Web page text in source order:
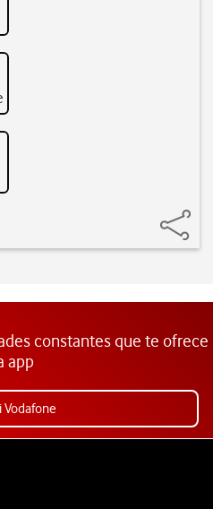
constantes que te ofrece
app
Vodafone
de Vodafone